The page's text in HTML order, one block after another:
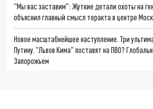
"Мы вас заставим": Жуткие детали охоты на
объяснил главный смысл теракта в центре
Новое масштабнейшее наступление. Три
Путину. "Львов Кима" поставят на ПВО?
Запорожьем